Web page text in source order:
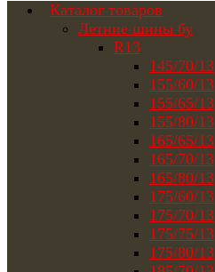
Каталог товаров
Летние шины бу
R13
145/70/13
155/60/13
155/65/13
155/80/13
165/65/13
165/70/13
165/80/13
175/60/13
175/70/13
175/75/13
175/80/13